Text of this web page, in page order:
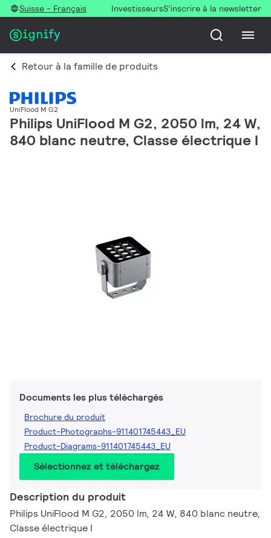
Suisse - Français InvestisseursS’inscrire à la newsletter
Retour à la famille de produits
UniFlood M G2
Philips UniFlood M G2, 2050 lm, 24 W,
840 blanc neutre, Classe électrique I
Documents les plus téléchargés
Brochure du produit
Product-Photographs-911401745443_EU
Product-Diagrams-911401745443_EU
Sélectionnez et téléchargez
Description du produit
Philips UniFlood M G2, 2050 lm, 24 W, 840 blanc neutre,
Classe électrique I